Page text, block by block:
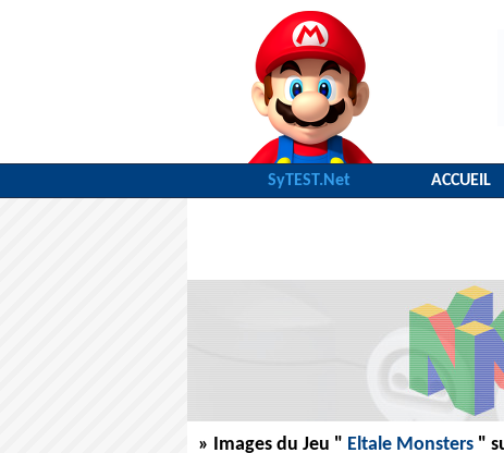
SyTEST.Net ACCUEIL
» Images du Jeu " Eltale Monsters "